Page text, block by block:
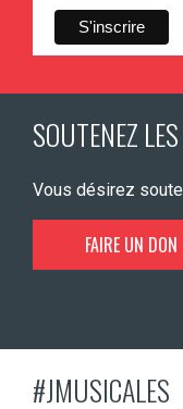
SOUTENEZ
Vous désirez
FAIRE UN DON
#JMUSICALES